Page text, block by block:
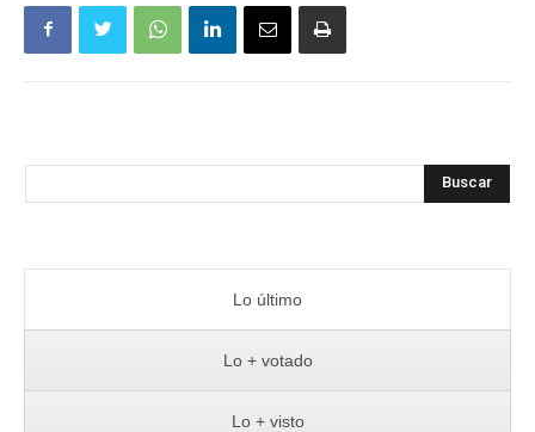
Buscar
Lo último
Lo + votado
Lo + visto